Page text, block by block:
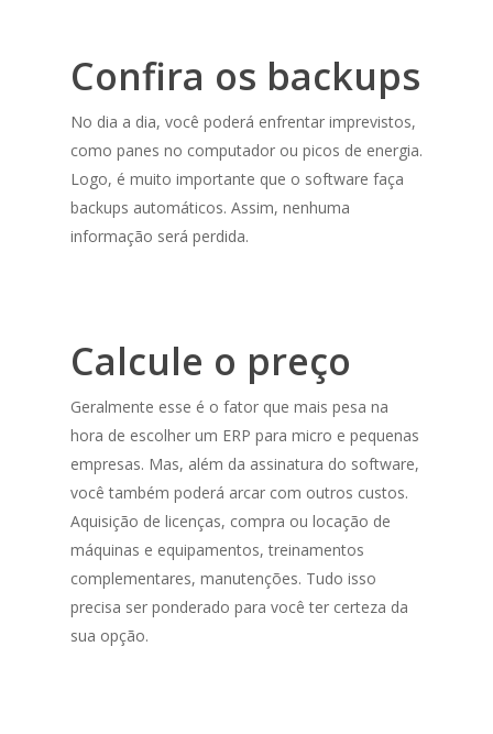
Confira os backups
No dia a dia, você poderá enfrentar imprevistos,
como panes no computador ou picos de energia.
Logo, é muito importante que o software faça
backups automáticos. Assim, nenhuma
informação será perdida.
Calcule o preço
Geralmente esse é o fator que mais pesa na
hora de escolher um ERP para micro e pequenas
empresas. Mas, além da assinatura do software,
você também poderá arcar com outros custos.
Aquisição de licenças, compra ou locação de
máquinas e equipamentos, treinamentos
complementares, manutenções. Tudo isso
precisa ser ponderado para você ter certeza da
sua opção.